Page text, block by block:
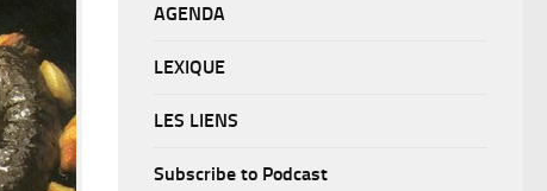
AGENDA
LEXIQUE
LES LIENS
Subscribe to Podcast